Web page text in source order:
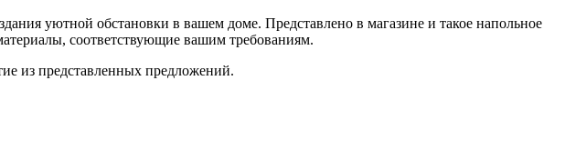
уютной обстановки в вашем доме. Представлено в магазине и такое напольное
соответствующие вашим требованиям.
из представленных предложений.